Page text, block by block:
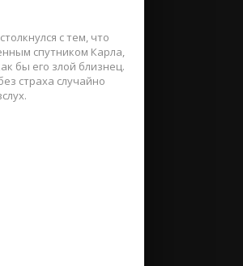
с тем, что
спутником Карла,
бы его злой близнец.
страха случайно